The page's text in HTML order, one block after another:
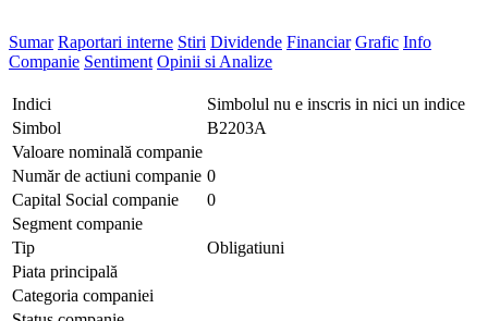
Sumar Raportari interne Stiri Dividende Financiar Grafic Info
Companie Sentiment Opinii si Analize
Indici
Simbolul nu e inscris in nici un indice
Simbol
B2203A
Valoare nominală companie
Număr de actiuni companie 0
Capital Social companie
0
Segment companie
Tip
Obligatiuni
Piata principală
Categoria companiei